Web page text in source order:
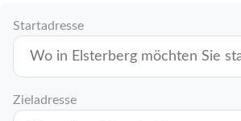
Startadresse
Zieladresse